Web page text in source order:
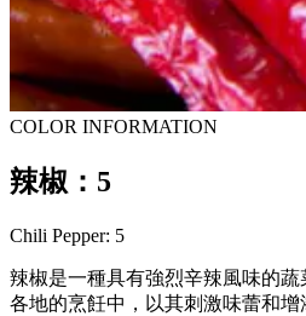
COLOR INFORMATION
辣椒：5
Chili Pepper: 5
辣椒是一種具有強烈辛辣風味的
各地的烹飪中，以其刺激味蕾和